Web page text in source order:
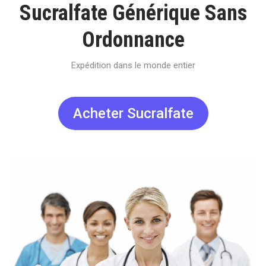
Sucralfate Générique Sans
Ordonnance
Expédition dans le monde entier
Acheter Sucralfate